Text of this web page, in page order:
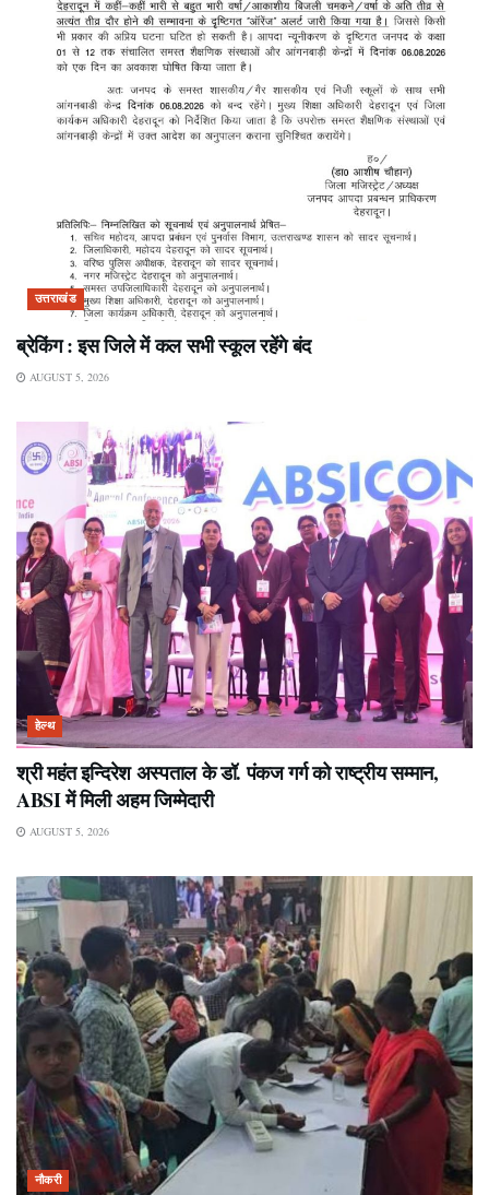
उत्तराखंड
ब्रेकिंग : इस जिले में कल सभी स्कूल रहेंगे बंद
AUGUST 5, 2026
हेल्थ
श्री महंत इन्दिरेश अस्पताल के डॉ. पंकज गर्ग को राष्ट्रीय सम्मान,
ABSI में मिली अहम जिम्मेदारी
AUGUST 5, 2026
नौकरी